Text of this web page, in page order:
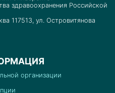
здравоохранения Российской
117513, ул. Островитянова
организации